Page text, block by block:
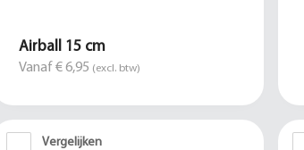
Airball 15 cm
Vanaf € 6,95 (excl. btw)
Vergelijken